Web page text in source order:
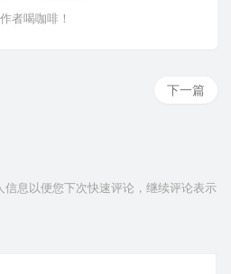
者喝咖啡！
下一篇
信息以便您下次快速评论，继续评论表示